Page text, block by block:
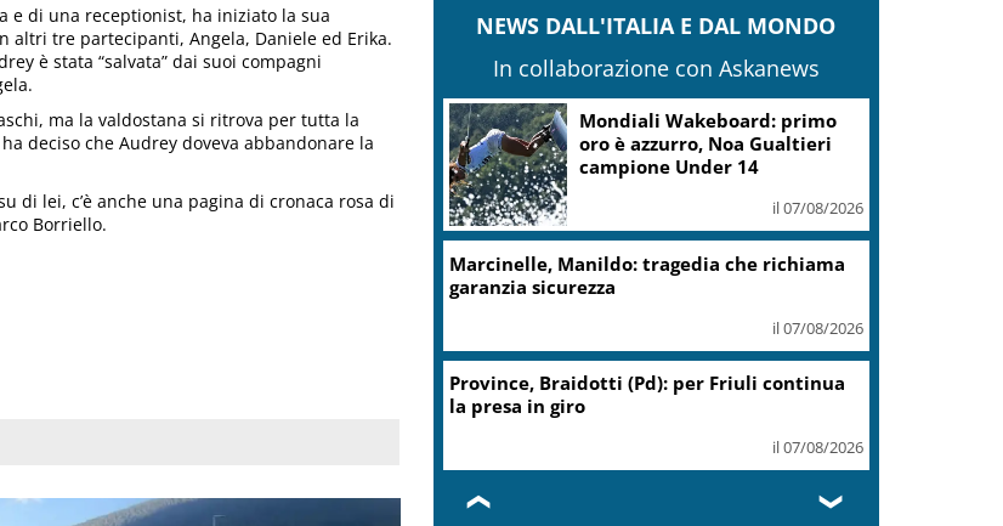
e di una receptionist, ha iniziato la sua
altri tre partecipanti, Angela, Daniele ed Erika.
è stata “salvata” dai suoi compagni
ma la valdostana si ritrova per tutta la
deciso che Audrey doveva abbandonare la
di lei, c’è anche una pagina di cronaca rosa di
Borriello.
NEWS DALL'ITALIA E DAL MONDO
In collaborazione con Askanews
Mondiali Wakeboard: primo
oro è azzurro, Noa Gualtieri
campione Under 14
il 07/08/2026
Marcinelle, Manildo: tragedia che richiama
garanzia sicurezza
il 07/08/2026
Province, Braidotti (Pd): per Friuli continua
la presa in giro
il 07/08/2026
❮ ❯